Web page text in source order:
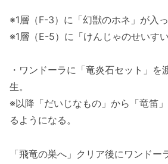
※1層（F-3）に「幻獣のホネ」が入
※1層（E-5）に「けんじゃのせいす
・ワンドーラに「竜炎石セット」を
生。
※以降「だいじなもの」から「竜笛
るようになる。
「飛竜の巣へ」クリア後にワンドー